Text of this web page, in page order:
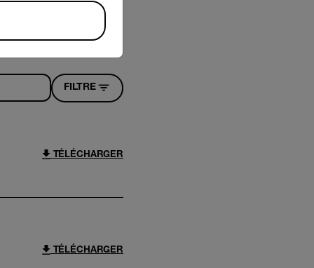
FILTRE
TÉLÉCHARGER
TÉLÉCHARGER